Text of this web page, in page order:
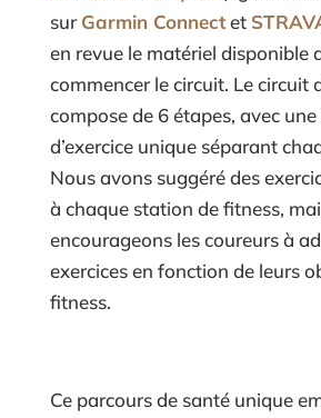
surGarmin Connectet
en revue le matériel disponible
commencer le circuit. Le circuit
compose de 6 étapes, avec
d’exercice unique séparant
Nous avons suggéré des
à chaque station de fitness,
encourageons les coureurs à
exercices en fonction de leurs
fitness.
Ce parcours de santé unique